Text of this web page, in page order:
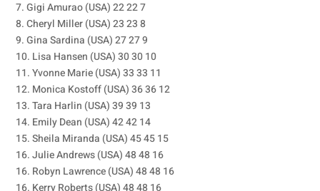
7. Gigi Amurao (USA) 22 22 7
8. Cheryl Miller (USA) 23 23 8
9. Gina Sardina (USA) 27 27 9
10. Lisa Hansen (USA) 30 30 10
11. Yvonne Marie (USA) 33 33 11
12. Monica Kostoff (USA) 36 36 12
13. Tara Harlin (USA) 39 39 13
14. Emily Dean (USA) 42 42 14
15. Sheila Miranda (USA) 45 45 15
16. Julie Andrews (USA) 48 48 16
16. Robyn Lawrence (USA) 48 48 16
16. Kerry Roberts (USA) 48 48 16